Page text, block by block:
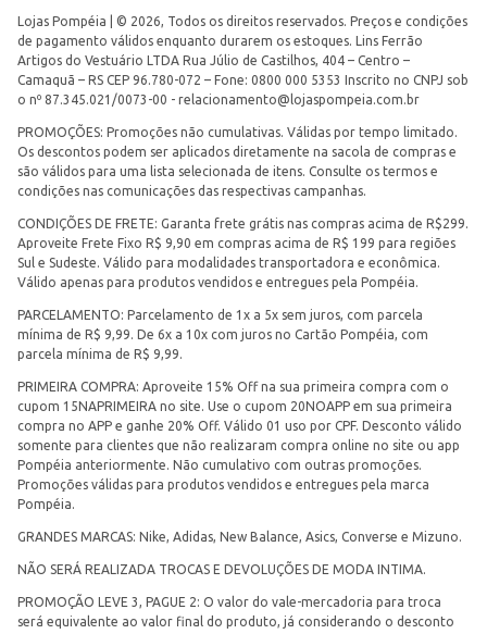
Lojas Pompéia | © 2026, Todos os direitos reservados. Preços e condições
de pagamento válidos enquanto durarem os estoques. Lins Ferrão
Artigos do Vestuário LTDA Rua Júlio de Castilhos, 404 – Centro –
Camaquã – RS CEP 96.780-072 – Fone: 0800 000 5353 Inscrito no CNPJ sob
o nº 87.345.021/0073-00 - relacionamento@lojaspompeia.com.br
PROMOÇÕES: Promoções não cumulativas. Válidas por tempo limitado.
Os descontos podem ser aplicados diretamente na sacola de compras e
são válidos para uma lista selecionada de itens. Consulte os termos e
condições nas comunicações das respectivas campanhas.
CONDIÇÕES DE FRETE: Garanta frete grátis nas compras acima de R$299.
Aproveite Frete Fixo R$ 9,90 em compras acima de R$ 199 para regiões
Sul e Sudeste. Válido para modalidades transportadora e econômica.
Válido apenas para produtos vendidos e entregues pela Pompéia.
PARCELAMENTO: Parcelamento de 1x a 5x sem juros, com parcela
mínima de R$ 9,99. De 6x a 10x com juros no Cartão Pompéia, com
parcela mínima de R$ 9,99.
PRIMEIRA COMPRA: Aproveite 15% Off na sua primeira compra com o
cupom 15NAPRIMEIRA no site. Use o cupom 20NOAPP em sua primeira
compra no APP e ganhe 20% Off. Válido 01 uso por CPF. Desconto válido
somente para clientes que não realizaram compra online no site ou app
Pompéia anteriormente. Não cumulativo com outras promoções.
Promoções válidas para produtos vendidos e entregues pela marca
Pompéia.
GRANDES MARCAS: Nike, Adidas, New Balance, Asics, Converse e Mizuno.
NÃO SERÁ REALIZADA TROCAS E DEVOLUÇÕES DE MODA INTIMA.
PROMOÇÃO LEVE 3, PAGUE 2: O valor do vale-mercadoria para troca
será equivalente ao valor final do produto, já considerando o desconto